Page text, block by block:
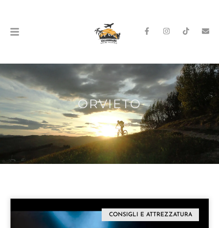
ORVIETO
Home»orvieto
CONSIGLI E ATTREZZATURA